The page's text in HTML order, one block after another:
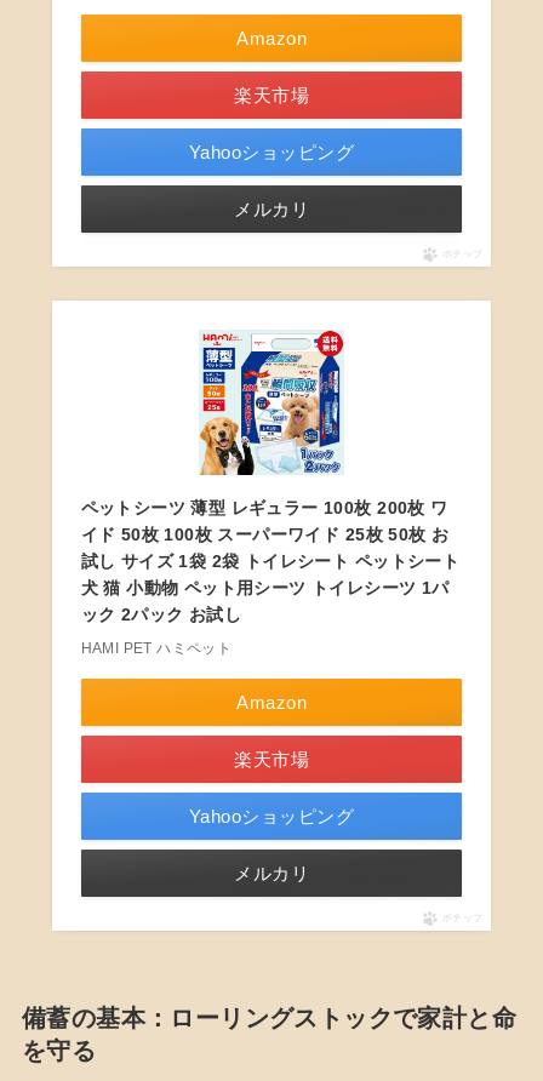
Amazon
楽天市場
Yahooショッピング
メルカリ
ポチップ
ペットシーツ 薄型 レギュラー 100枚 200枚 ワ
イド 50枚 100枚 スーパーワイド 25枚 50枚 お
試し サイズ 1袋 2袋 トイレシート ペットシート
犬 猫 小動物 ペット用シーツ トイレシーツ 1パ
ック 2パック お試し
HAMI PET ハミペット
Amazon
楽天市場
Yahooショッピング
メルカリ
ポチップ
備蓄の基本：ローリングストックで家計と命
を守る